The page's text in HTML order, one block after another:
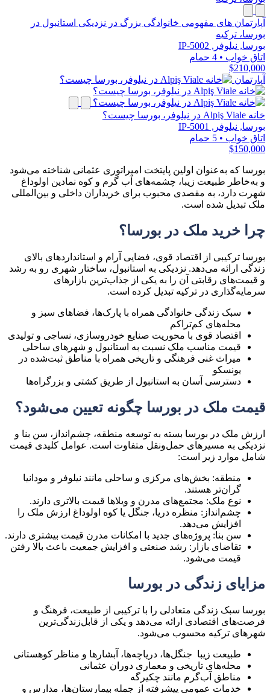
آپارتمان های مفهومی خانوادگی بزرگ در نزدیکی استانبول در
بورسا، ترکیه
بورسا, نیلوفر, IP-5002
اتاق خواب • 4 حمام
$210,000
آپارتمان
خانه Alpiş Viale در نیلوفر، بورسا چیست؟
بورسا, نیلوفر, IP-5001
اتاق خواب • 5 حمام
$150,000
بورسا که به‌عنوان اولین پایتخت امپراتوری عثمانی شناخته می‌شود
و به‌خاطر طبیعت زیبا، چشمه‌های آب گرم و کوه نمادین اولوداغ
شهرت دارد، به مقصدی محبوب برای خریداران داخلی و بین‌المللی
ملک تبدیل شده است.
چرا خرید ملک در بورسا؟
بورسا ترکیبی از اقتصاد قوی، فضایی آرام و استانداردهای بالای
زندگی ارائه می‌دهد. نزدیکی به استانبول، ساختار شهری رو به رشد
و قیمت‌های رقابتی آن را به یکی از جذاب‌ترین بازارهای
سرمایه‌گذاری در ترکیه تبدیل کرده است.
سبک زندگی خانوادگی همراه با پارک‌ها، فضاهای سبز و
محله‌های کم‌تراکم
اقتصاد قوی با محوریت صنایع خودروسازی، نساجی و تولیدی
قیمت مناسب ملک نسبت به استانبول و شهرهای ساحلی
میراث غنی فرهنگی و تاریخی همراه با مناطق ثبت‌شده در
یونسکو
دسترسی آسان به استانبول از طریق کشتی و بزرگراه‌ها
قیمت ملک در بورسا چگونه تعیین می‌شود؟
ارزش ملک در بورسا بسته به توسعه منطقه، چشم‌انداز، سن بنا و
نزدیکی به مسیرهای حمل‌ونقل متفاوت است. عوامل کلیدی قیمت
شامل موارد زیر است:
منطقه: بخش‌های مرکزی و ساحلی مانند نیلوفر و مودانیا
گران‌تر هستند.
نوع ملک: مجتمع‌های مدرن و ویلاها قیمت بالاتری دارند.
چشم‌انداز: منظره دریا، جنگل یا کوه اولوداغ ارزش ملک را
افزایش می‌دهد.
سن بنا: پروژه‌های جدید با امکانات مدرن قیمت بیشتری دارند.
تقاضای بازار: رشد صنعتی و افزایش جمعیت باعث بالا رفتن
قیمت می‌شود.
مزایای زندگی در بورسا
بورسا سبک زندگی متعادلی را با ترکیبی از طبیعت، فرهنگ و
فرصت‌های اقتصادی ارائه می‌دهد و یکی از قابل‌زندگی‌ترین
شهرهای ترکیه محسوب می‌شود.
طبیعت زیبا جنگل‌ها، دریاچه‌ها، آبشارها و مناظر کوهستانی
محله‌های تاریخی و معماری دوران عثمانی
مناطق آب‌گرم مانند چکیرگه
خدمات عمومی پیشرفته از جمله بیمارستان‌ها، مدارس و